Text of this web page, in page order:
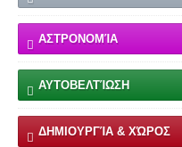
ΑΣΤΡΟΝΟΜΊΑ
ΑΥΤΟΒΕΛΤΊΩΣΗ
ΔΗΜΙΟΥΡΓΊΑ & ΧΏΡΟΣ